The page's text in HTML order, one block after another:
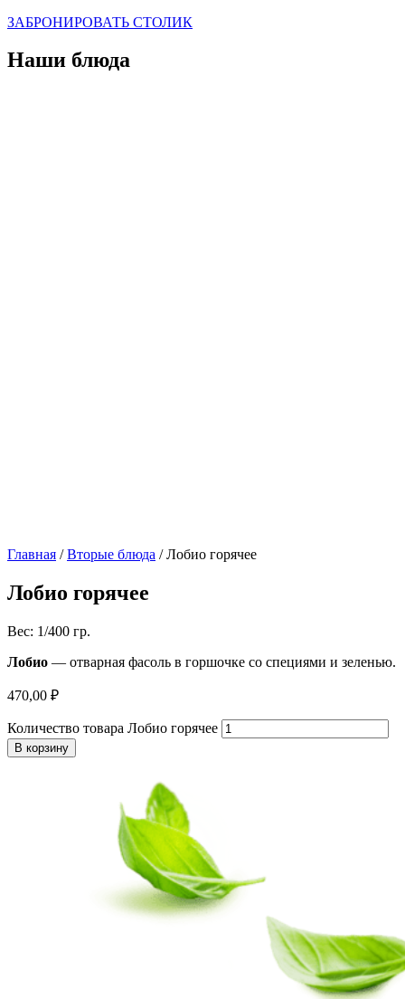
ЗАБРОНИРОВАТЬ СТОЛИК
Наши блюда
Главная /Вторые блюда / Лобио горячее
Лобио горячее
Вес: 1/400 гр.
Лобио — отварная фасоль в горшочке со специями и зеленью.
470,00 ₽
Количество товара Лобио горячее
В корзину